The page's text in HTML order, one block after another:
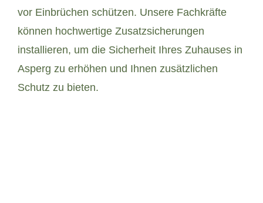
vor Einbrüchen schützen. Unsere Fachkräfte
können hochwertige Zusatzsicherungen
installieren, um die Sicherheit Ihres Zuhauses in
Asperg zu erhöhen und Ihnen zusätzlichen
Schutz zu bieten.